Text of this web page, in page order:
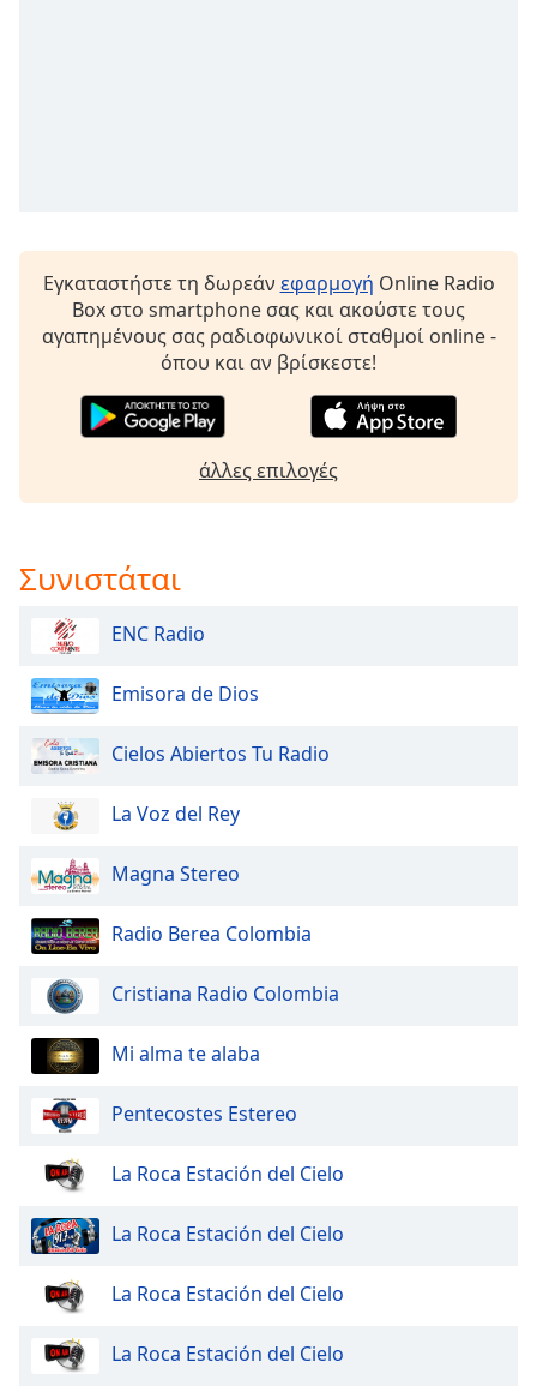
Color
Caption
Area
Background
Color
Opacity
Font
Size
Style
Reset
Done
Modal
Dialog
Εγκαταστήστε τη δωρεάν εφαρμογή Online Radio
Box στο smartphone σας και ακούστε τους
αγαπημένους σας ραδιοφωνικοί σταθμοί online -
όπου και αν βρίσκεστε!
άλλες επιλογές
Συνιστάται
ENC Radio
Emisora de Dios
Cielos Abiertos Tu Radio
La Voz del Rey
Magna Stereo
Radio Berea Colombia
Cristiana Radio Colombia
Mi alma te alaba
Pentecostes Estereo
La Roca Estación del Cielo
La Roca Estación del Cielo
La Roca Estación del Cielo
La Roca Estación del Cielo